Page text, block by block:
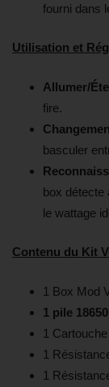
fourni dans
Utilisation et
Allumer/
fire.
basculer
box détecte
le wattage
Contenu du Kit
1 Box Mod
1 pile 18650
1
1
1